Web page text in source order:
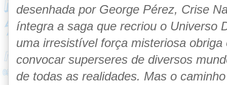
desenhada por George Pérez, Crise
íntegra a saga que recriou o Universo
uma irresistível força misteriosa
convocar superseres de diversos
de todas as realidades. Mas o